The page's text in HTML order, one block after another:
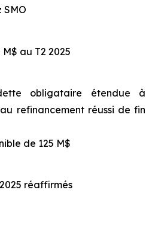
au T2 2025
obligataire étendue à
refinancement réussi de fin
de 125 M$
réaffirmés